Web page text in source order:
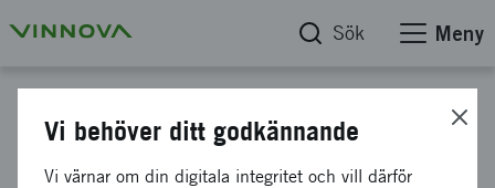
Sök Meny
Ekonomiskt stöd för FP7
Vi behöver ditt godkännande
Vi värnar om din digitala integritet och vill därför